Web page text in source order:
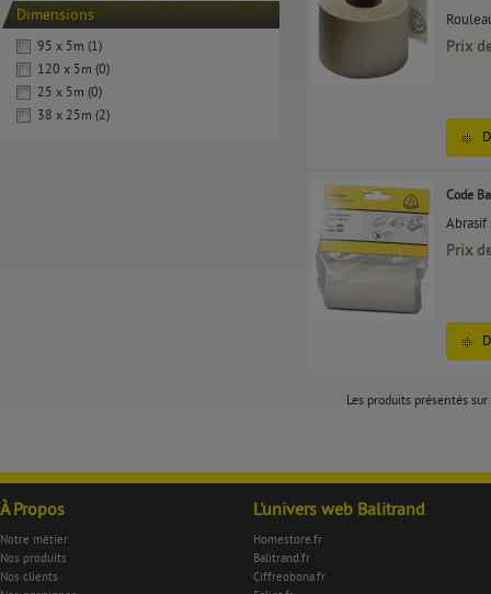
Dimensions
95 x 5m (1)
120 x 5m (0)
25 x 5m (0)
38 x 25m (2)
Prix
Code
Abrasif
Prix
Les produits présentés
À Propos
Notre métier
Nos produits
Nos clients
L'univers web Balitrand
Homestore.fr
Balitrand.fr
Ciffreobona.fr